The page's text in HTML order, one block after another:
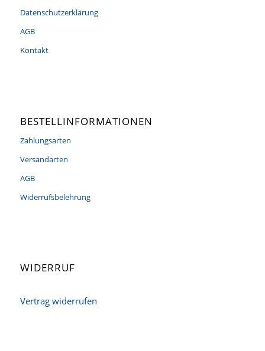
Datenschutzerklärung
AGB
Kontakt
BESTELLINFORMATIONEN
Zahlungsarten
Versandarten
AGB
Widerrufsbelehrung
WIDERRUF
Vertrag widerrufen